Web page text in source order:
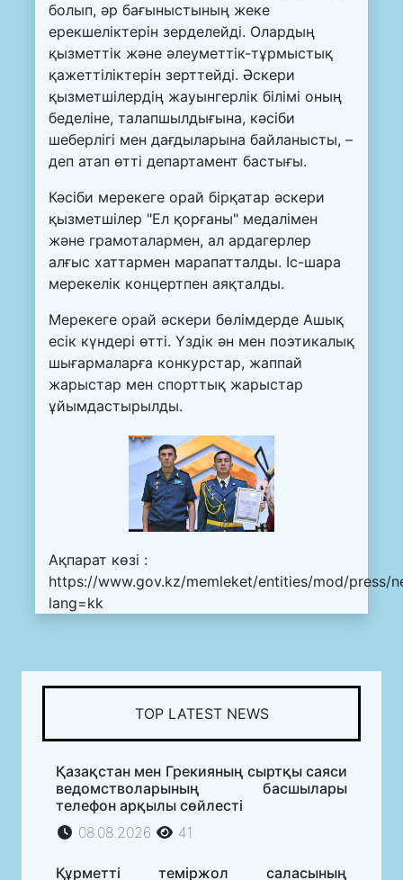
болып, әр бағыныстының жеке
ерекшеліктерін зерделейді. Олардың
қызметтік және әлеуметтік-тұрмыстық
қажеттіліктерін зерттейді. Әскери
қызметшілердің жауынгерлік білімі оның
беделіне, талапшылдығына, кәсіби
шеберлігі мен дағдыларына байланысты, –
деп атап өтті департамент бастығы.
Кәсіби мерекеге орай бірқатар әскери
қызметшілер "Ел қорғаны" медалімен
және грамоталармен, ал ардагерлер
алғыс хаттармен марапатталды. Іс-шара
мерекелік концертпен аяқталды.
Мерекеге орай әскери бөлімдерде Ашық
есік күндері өтті. Үздік ән мен поэтикалық
шығармаларға конкурстар, жаппай
жарыстар мен спорттық жарыстар
ұйымдастырылды.
Ақпарат көзі :
https://www.gov.kz/memleket/entities/mod/press/
lang=kk
TOP LATEST NEWS
Қазақстан мен Грекияның сыртқы саяси
ведомстволарының басшылары
телефон арқылы сөйлесті
08.08.2026
41
Құрметті теміржол саласының